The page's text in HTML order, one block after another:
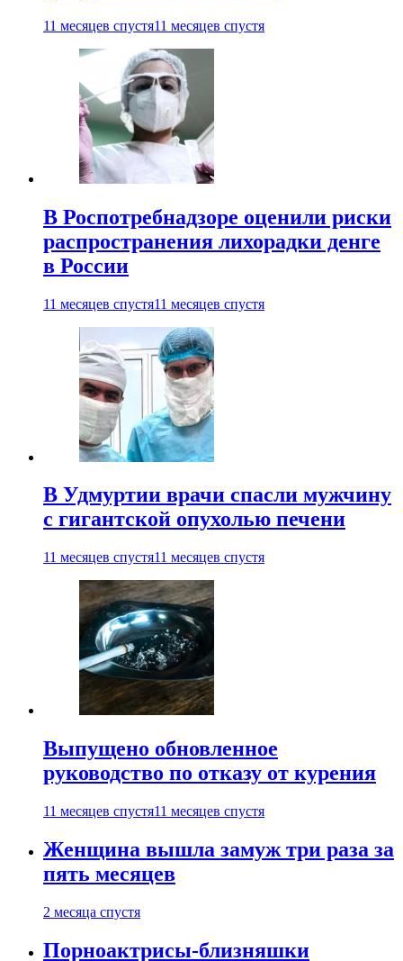
11 месяцев спустя11 месяцев спустя
В Роспотребнадзоре оценили риски
распространения лихорадки денге
в России
11 месяцев спустя11 месяцев спустя
В Удмуртии врачи спасли мужчину
с гигантской опухолью печени
11 месяцев спустя11 месяцев спустя
Выпущено обновленное
руководство по отказу от курения
11 месяцев спустя11 месяцев спустя
Женщина вышла замуж три раза за
пять месяцев
2 месяца спустя
Порноактрисы-близняшки